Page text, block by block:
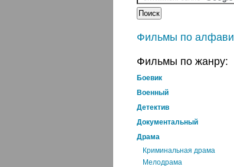
Фильмы по
Фильмы по жанру:
Боевик
Военный
Детектив
Документальный
Драма
Криминальная драма
Мелодрама